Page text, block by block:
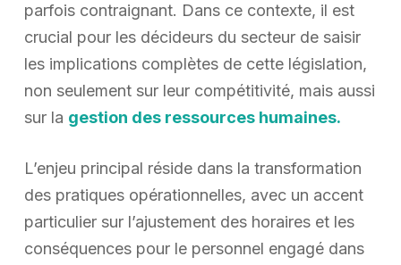
parfois contraignant. Dans ce contexte, il est
crucial pour les décideurs du secteur de saisir
les implications complètes de cette législation,
non seulement sur leur compétitivité, mais aussi
sur la gestion des ressources humaines.
L’enjeu principal réside dans la transformation
des pratiques opérationnelles, avec un accent
particulier sur l’ajustement des horaires et les
conséquences pour le personnel engagé dans